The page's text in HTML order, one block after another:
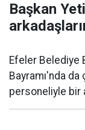
Başkan
Efeler Belediye
Bayramı'nda da
personeliyle bir